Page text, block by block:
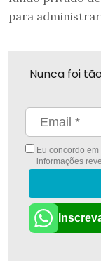
para
Nunca foi
Eu concordo
informações